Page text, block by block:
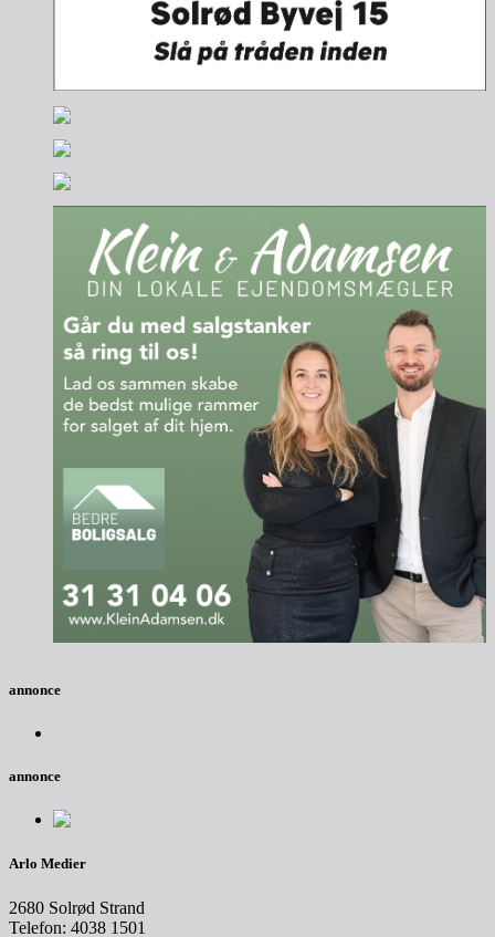
annonce
annonce
Arlo Medier
2680 Solrød Strand
Telefon: 4038 1501